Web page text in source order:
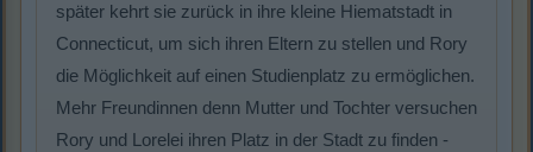
später kehrt sie zurück in ihre kleine Hiematstadt in
Connecticut, um sich ihren Eltern zu stellen und Rory
die Möglichkeit auf einen Studienplatz zu ermöglichen.
Mehr Freundinnen denn Mutter und Tochter versuchen
Rory und Lorelei ihren Platz in der Stadt zu finden -